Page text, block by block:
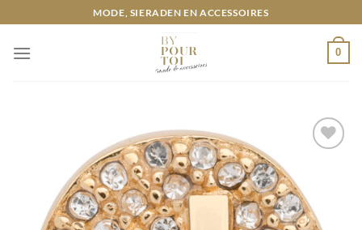
naar
inhoud
MODE, SIERADEN EN ACCESSOIRES
0
Toevoegen
aan
wenslijst